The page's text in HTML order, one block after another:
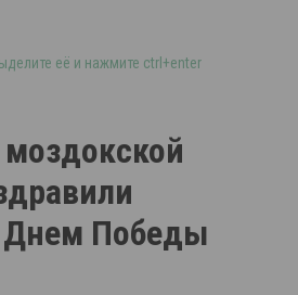
её и нажмите ctrl+enter
Днем Победы